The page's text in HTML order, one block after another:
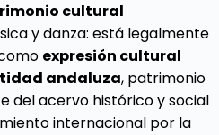
cultural
y danza: está legalmente
expresión cultural
andaluza, patrimonio
del acervo histórico y social
internacional por la